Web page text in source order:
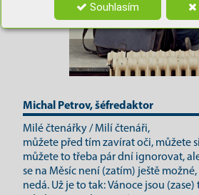
Souhlasím
Michal Petrov, šéfredaktor
Milé čtenářky / Milí čtenáři,
můžete před tím zavírat oči, můžete
můžete to třeba pár dní ignorovat,
se na Měsíc není (zatím) ještě
nedá. Už je to tak: Vánoce jsou